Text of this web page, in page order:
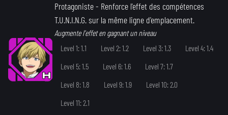
Protagoniste- Renforce l'effet des compétences
T.U.N.I.N.G. sur la même ligne d'emplacement.
Augmente l'effet en gagnant un niveau
Level 1: 1.1
Level 2: 1.2 Level 3: 1.3
Level 4: 1.4
Level 5: 1.5
Level 6: 1.6
Level 7: 1.7
Level 8: 1.8
Level 9: 1.9
Level 10: 2.0
Level 11: 2.1